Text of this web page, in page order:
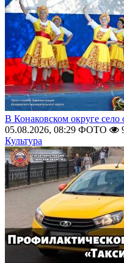
В Конаковском округе село
05.08.2026, 08:29 ФОТО
Культура